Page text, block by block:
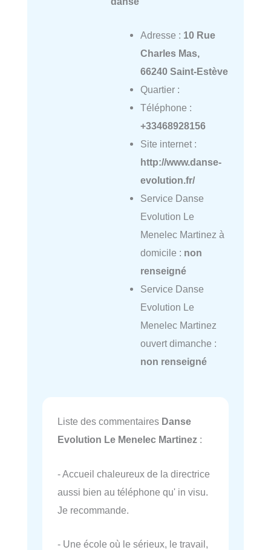
Adresse : 10 Rue
Charles Mas,
66240 Saint-Estève
Quartier :
Téléphone :
+33468928156
Site internet :
http://www.danse-
evolution.fr/
Service Danse
Evolution Le
Menelec Martinez à
domicile : non
renseigné
Service Danse
Evolution Le
Menelec Martinez
ouvert dimanche :
non renseigné
Liste des commentaires Danse
Evolution Le Menelec Martinez :
- Accueil chaleureux de la directrice
aussi bien au téléphone qu' in visu.
Je recommande.
- Une école où le sérieux, le travail,